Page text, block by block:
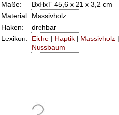
Maße:
BxHxT 45,6 x 21 x 3,2 cm
Material: Massivholz
Haken:
drehbar
Lexikon:
Eiche| Haptik| Massivholz|
Nussbaum